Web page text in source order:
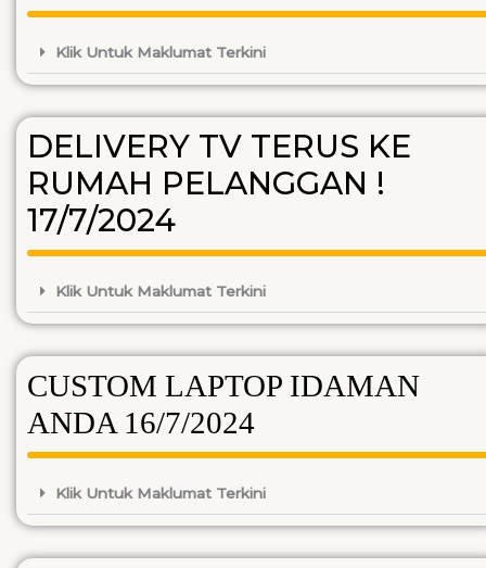
Klik Untuk Maklumat Terkini
DELIVERY TV TERUS KE
RUMAH PELANGGAN !
17/7/2024
Klik Untuk Maklumat Terkini
CUSTOM LAPTOP IDAMAN
ANDA 16/7/2024
Klik Untuk Maklumat Terkini